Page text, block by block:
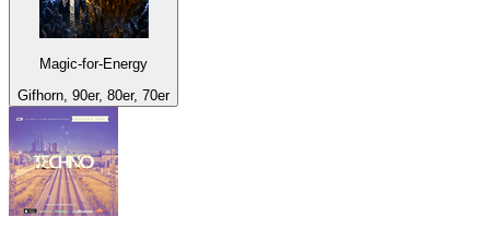
Magic-for-Energy
Gifhorn, 90er, 80er, 70er